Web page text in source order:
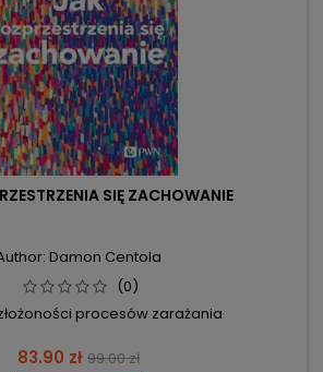
SIĘ ZACHOWANIE
Damon Centola
(0)
procesów zarażania
Price
83.90 zł Regular
99.00 zł